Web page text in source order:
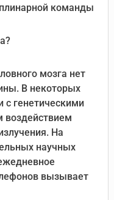
команды
мозга нет
В некоторых
с генетическими
На
научных
вызывает